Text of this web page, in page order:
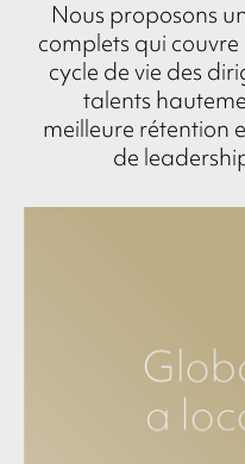
Nous proposons
complets qui couvre
cycle de vie des
talents
meilleure rétention
de